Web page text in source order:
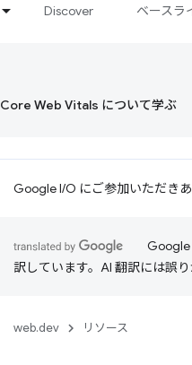
Discover ベースラ
Core Web Vitals について学ぶ
Google I/O にご参加いただき
Google
訳しています。AI 翻訳には誤
web.dev リソース